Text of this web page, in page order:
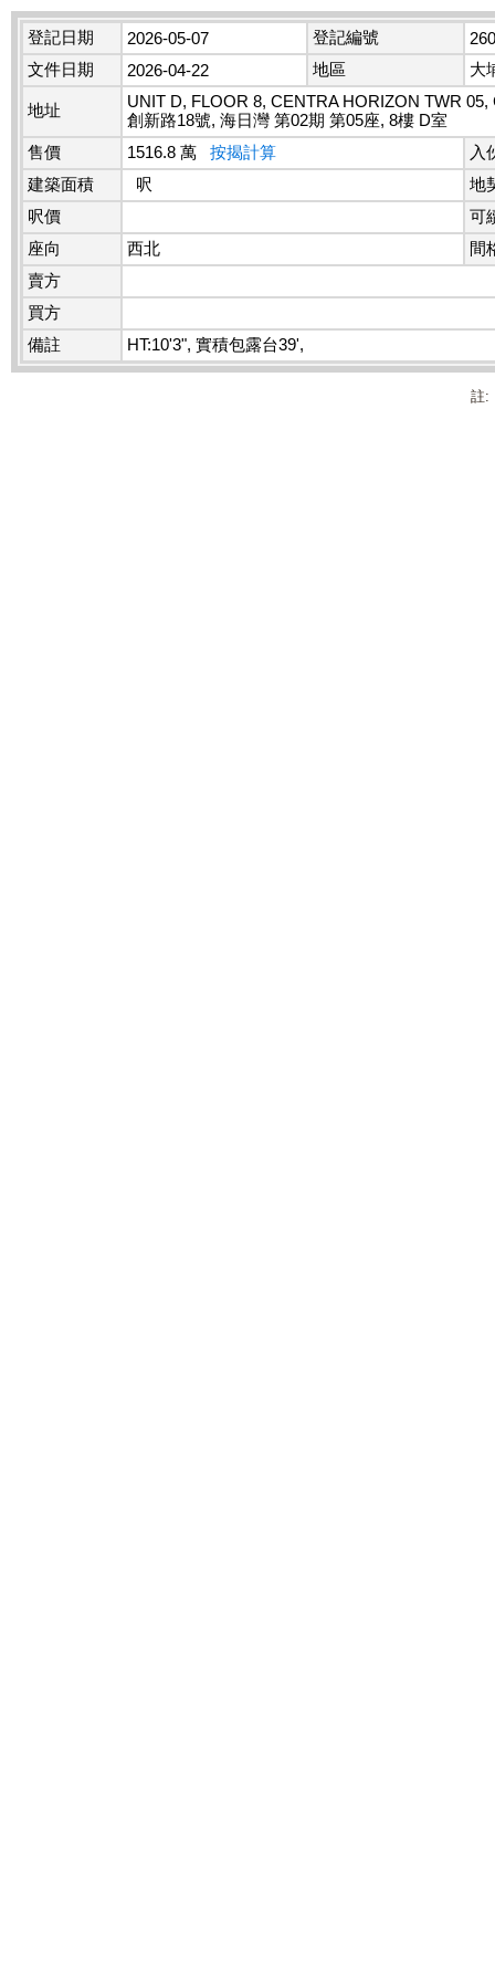
登記日期 2026-05-07 登記編號
文件日期
2026-04-22 地區 大
地址
UNIT D, FLOOR 8, CENTRA HORIZON TWR
創新路18號, 海日灣 第02期 第05座, 8樓 D室
售價
1516.8 萬 按揭計算
入
建築面積
呎
地
呎價
可
座向
西北
間
賣方
買方
備註
HT:10'3", 實積包露台39',
註: